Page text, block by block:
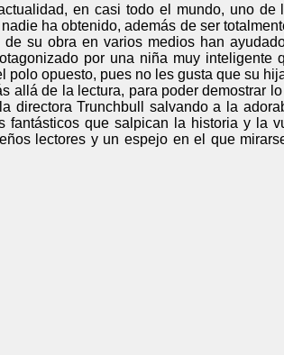
en casi todo el mundo, uno de
ha obtenido, además de ser
su obra en varios medios han
por una niña muy inteligente
opuesto, pues no les gusta que su
allá de la lectura, para poder demostrar
directora Trunchbull salvando a la
fantásticos que salpican la historia y la
lectores y un espejo en el que